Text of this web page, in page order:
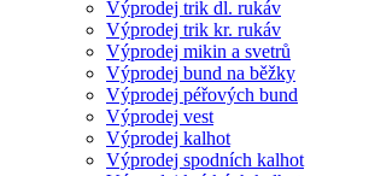
Výprodej trik dl. rukáv
Výprodej trik kr. rukáv
Výprodej mikin a svetrů
Výprodej bund na běžky
Výprodej péřových bund
Výprodej vest
Výprodej kalhot
Výprodej spodních kalhot